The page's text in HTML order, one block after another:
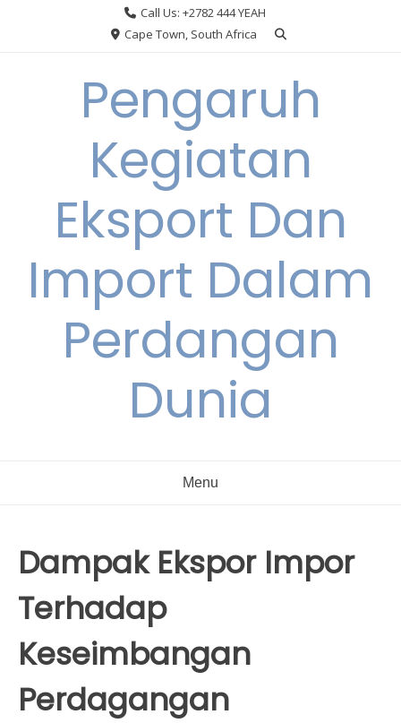
Call Us: +2782 444 YEAH
Cape Town, South Africa
Pengaruh
Kegiatan
Eksport Dan
Import Dalam
Perdangan
Dunia
Menu
Dampak Ekspor Impor
Terhadap
Keseimbangan
Perdagangan